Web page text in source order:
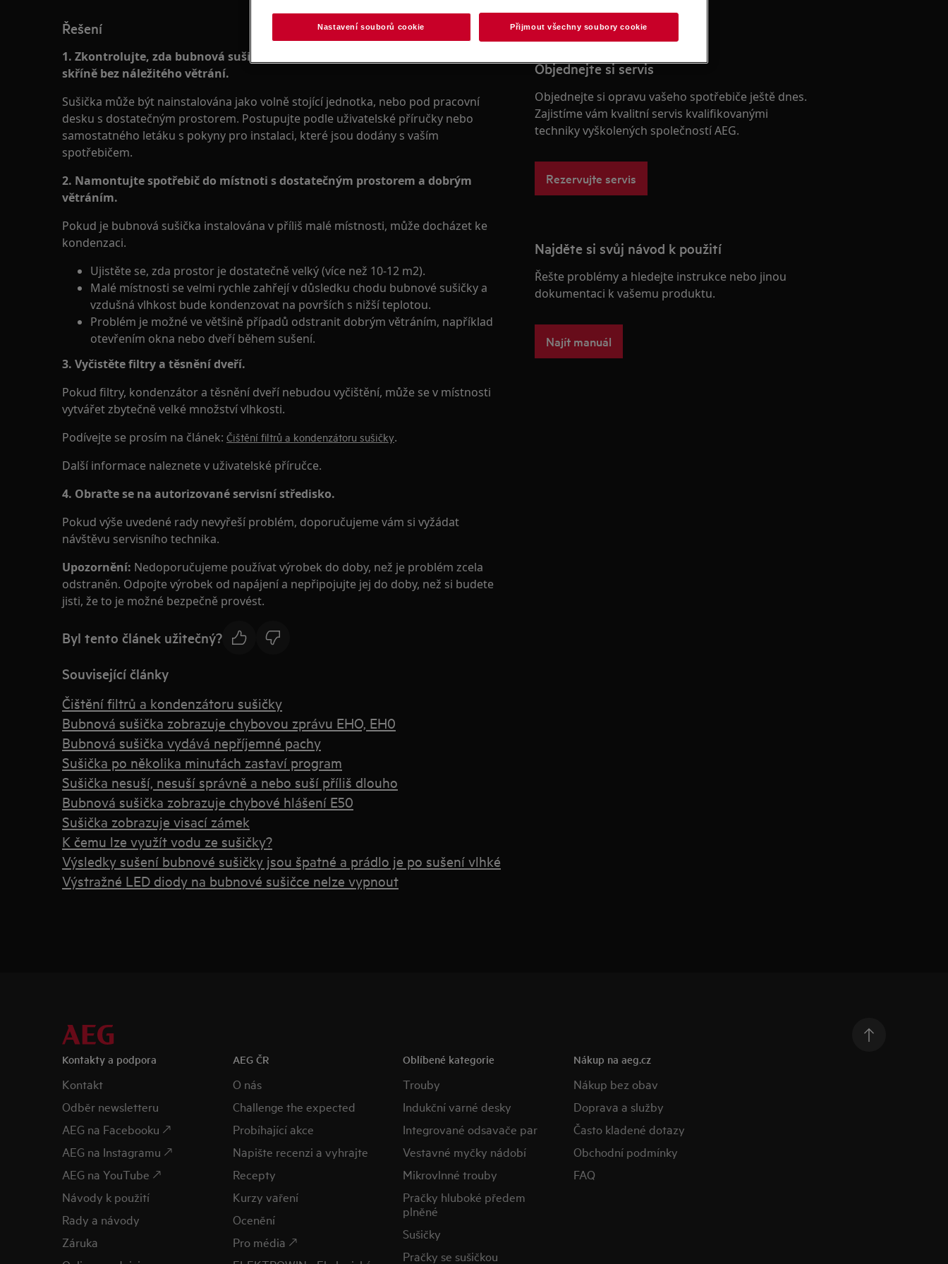
Řešení
1. Zkontrolujte, zda bubnová sušička není vestavěna například do uzavřené
skříně bez náležitého větrání.
Sušička může být nainstalována jako volně stojící jednotka, nebo pod pracovní
desku s dostatečným prostorem. Postupujte podle uživatelské příručky nebo
samostatného letáku s pokyny pro instalaci, které jsou dodány s vaším
spotřebičem.
2. Namontujte spotřebič do místnoti s dostatečným prostorem a dobrým
větráním.
Pokud je bubnová sušička instalována v příliš malé místnosti, může docházet ke
kondenzaci.
Ujistěte se, zda prostor je dostatečně velký (více než 10-12 m2).
Malé místnosti se velmi rychle zahřejí v důsledku chodu bubnové sušičky a
vzdušná vlhkost bude kondenzovat na površích s nižší teplotou.
Problém je možné ve většině případů odstranit dobrým větráním, například
otevřením okna nebo dveří během sušení.
3. Vyčistěte filtry a těsnění dveří.
Pokud filtry, kondenzátor a těsnění dveří nebudou vyčištění, může se v místnosti
vytvářet zbytečně velké množství vlhkosti.
Podívejte se prosím na článek: Čištění filtrů a kondenzátoru sušičky.
Další informace naleznete v uživatelské příručce.
4. Obraťte se na autorizované servisní středisko.
Pokud výše uvedené rady nevyřeší problém, doporučujeme vám si vyžádat
návštěvu servisního technika.
Upozornění: Nedoporučujeme používat výrobek do doby, než je problém zcela
odstraněn. Odpojte výrobek od napájení a nepřipojujte jej do doby, než si budete
jisti, že to je možné bezpečně provést.
Byl tento článek užitečný?
Související články
Čištění filtrů a kondenzátoru sušičky
Bubnová sušička zobrazuje chybovou zprávu EHO, EH0
Bubnová sušička vydává nepříjemné pachy
Sušička po několika minutách zastaví program
Sušička nesuší, nesuší správně a nebo suší příliš dlouho
Bubnová sušička zobrazuje chybové hlášení E50
Sušička zobrazuje visací zámek
K čemu lze využít vodu ze sušičky?
Výsledky sušení bubnové sušičky jsou špatné a prádlo je po sušení vlhké
Výstražné LED diody na bubnové sušičce nelze vypnout
Objednejte si servis
Objednejte si opravu vašeho spotřebiče ještě dnes.
Zajistíme vám kvalitní servis kvalifikovanými
techniky vyškolených společností AEG.
Rezervujte servis
Najděte si svůj návod k použití
Řešte problémy a hledejte instrukce nebo jinou
dokumentaci k vašemu produktu.
Najít manuál
Kontakty a podpora
Kontakt
Odběr newsletteru
AEG na Facebooku 🡕
AEG na Instagramu 🡕
AEG na YouTube 🡕
Návody k použití
Rady a návody
Záruka
AEG ČR
O nás
Challenge the expected
Probíhající akce
Napište recenzi a vyhrajte
Recepty
Kurzy vaření
Ocenění
Pro média 🡕
Oblíbené kategorie
Trouby
Indukční varné desky
Integrované odsavače par
Vestavné myčky nádobí
Mikrovlnné trouby
Pračky hluboké předem
plněné
Sušičky
Pračky se sušičkou
Nákup na aeg.cz
Nákup bez obav
Doprava a služby
Často kladené dotazy
Obchodní podmínky
FAQ
Nastavení souborů cookie Přijmout všechny soubory cookie